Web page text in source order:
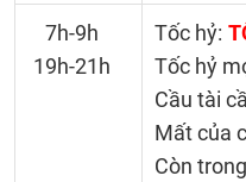
7h-9h
19h-21h
Tốc hỷ:
Tốc hỷ
Cầu tài
Mất của
Còn